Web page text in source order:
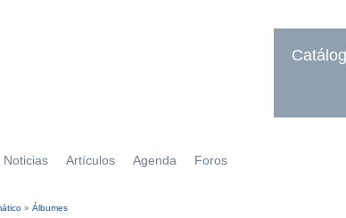
Noticias Artículos Agenda Foros
» Álbumes